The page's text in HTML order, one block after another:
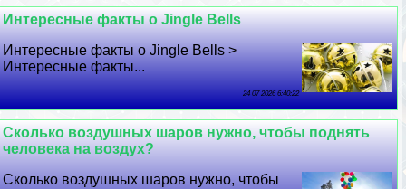
Интересные факты о Jingle Bells
Интересные факты о Jingle Bells >
Интересные факты...
24 07 2026 6:40:22
Сколько воздушных шаров нужно, чтобы поднять
человека на воздух?
Сколько воздушных шаров нужно, чтобы